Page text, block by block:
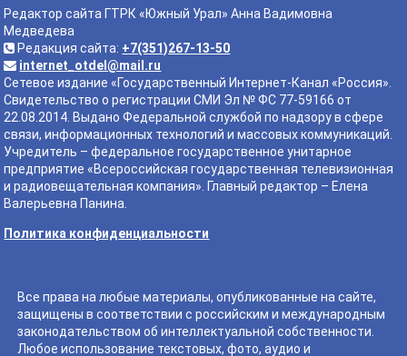
Редактор сайта ГТРК «Южный Урал» Анна Вадимовна
Медведева
Редакция сайта: +7(351)267-13-50
internet_otdel@mail.ru
Сетевое издание «Государственный Интернет-Канал «Россия».
Свидетельство о регистрации СМИ Эл № ФС 77-59166 от
22.08.2014. Выдано Федеральной службой по надзору в сфере
связи, информационных технологий и массовых коммуникаций.
Учредитель – федеральное государственное унитарное
предприятие «Всероссийская государственная телевизионная
и радиовещательная компания». Главный редактор – Елена
Валерьевна Панина.
Политика конфиденциальности
Все права на любые материалы, опубликованные на сайте,
защищены в соответствии с российским и международным
законодательством об интеллектуальной собственности.
Любое использование текстовых, фото, аудио и